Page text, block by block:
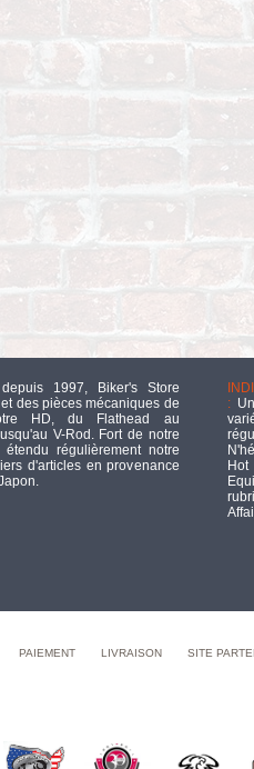
depuis 1997, Biker's Store
des pièces mécaniques de
HD, du Flathead au
V-Rod. Fort de notre
régulièrement notre
d'articles en provenance
:Un
PAIEMENT LIVRAISON SITE